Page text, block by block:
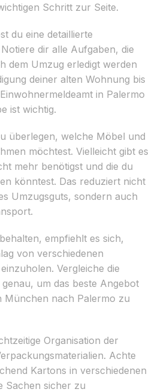
Schritt zur Seite.
du eine detaillierte
dir alle Aufgaben, die
dem Umzug erledigt werden
deiner alten Wohnung bis
in Palermo
ist wichtig.
überlegen, welche Möbel und
möchtest. Vielleicht gibt es
mehr benötigst und die du
könntest. Das reduziert nicht
Umzugsguts, sondern auch
empfiehlt es sich,
von verschiedenen
einzuholen. Vergleiche die
um das beste Angebot
München nach Palermo zu
Organisation der
Achte
Kartons in verschiedenen
Sachen sicher zu